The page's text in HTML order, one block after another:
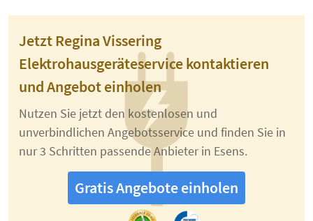
Jetzt Regina Vissering
Elektrohausgeräteservice kontaktieren
und Angebot einholen
Nutzen Sie jetzt den kostenlosen und
unverbindlichen Angebotsservice und finden Sie in
nur 3 Schritten passende Anbieter in Esens.
Gratis Angebote einholen